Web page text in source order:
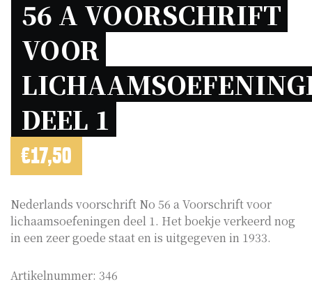
56 A VOORSCHRIFT
VOOR
DEEL 1
€17,50
Nederlands voorschrift No 56 a Voorschrift voor
lichaamsoefeningen deel 1. Het boekje verkeerd nog
in een zeer goede staat en is uitgegeven in 1933.
Artikelnummer: 346